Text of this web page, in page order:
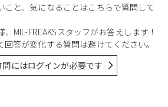
こと、気になることはこちらで質問して
MIL-FREAKSスタッフがお答えします！
答が変化する質問は避けてください。
にはログインが必要です